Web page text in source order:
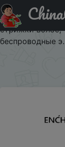
Придбати
стрижки волос,
беспроводные